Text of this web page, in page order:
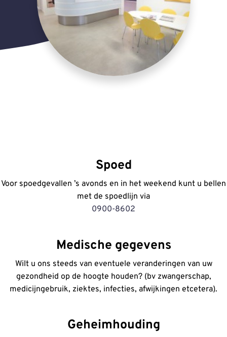
Spoed
Voor spoedgevallen ’s avonds en in het weekend kunt u bellen
met de spoedlijn via
0900-8602
Medische gegevens
Wilt u ons steeds van eventuele veranderingen van uw
gezondheid op de hoogte houden? (bv zwangerschap,
medicijngebruik, ziektes, infecties, afwijkingen etcetera).
Geheimhouding